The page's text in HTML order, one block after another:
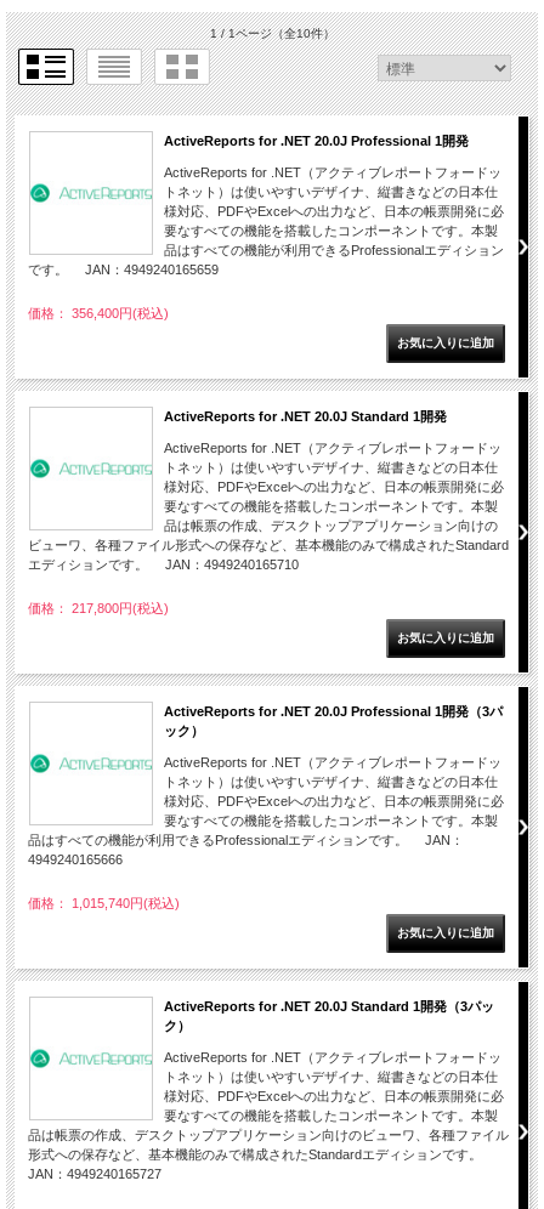
1 / 1ページ（全10件）
ActiveReports for .NET 20.0J Professional 1開発
ActiveReports for .NET（アクティブレポートフォードッ
トネット）は使いやすいデザイナ、縦書きなどの日本仕
様対応、PDFやExcelへの出力など、日本の帳票開発に必
要なすべての機能を搭載したコンポーネントです。本製
品はすべての機能が利用できるProfessionalエディション
です。 JAN：4949240165659
価格： 356,400円(税込)
ActiveReports for .NET 20.0J Standard 1開発
ActiveReports for .NET（アクティブレポートフォードッ
トネット）は使いやすいデザイナ、縦書きなどの日本仕
様対応、PDFやExcelへの出力など、日本の帳票開発に必
要なすべての機能を搭載したコンポーネントです。本製
品は帳票の作成、デスクトップアプリケーション向けの
ビューワ、各種ファイル形式への保存など、基本機能のみで構成されたStandard
エディションです。 JAN：4949240165710
価格： 217,800円(税込)
ActiveReports for .NET 20.0J Professional 1開発（3パ
ック）
ActiveReports for .NET（アクティブレポートフォードッ
トネット）は使いやすいデザイナ、縦書きなどの日本仕
様対応、PDFやExcelへの出力など、日本の帳票開発に必
要なすべての機能を搭載したコンポーネントです。本製
品はすべての機能が利用できるProfessionalエディションです。 JAN：
4949240165666
価格： 1,015,740円(税込)
ActiveReports for .NET 20.0J Standard 1開発（3パッ
ク）
ActiveReports for .NET（アクティブレポートフォードッ
トネット）は使いやすいデザイナ、縦書きなどの日本仕
様対応、PDFやExcelへの出力など、日本の帳票開発に必
要なすべての機能を搭載したコンポーネントです。本製
品は帳票の作成、デスクトップアプリケーション向けのビューワ、各種ファイル
形式への保存など、基本機能のみで構成されたStandardエディションです。
JAN：4949240165727